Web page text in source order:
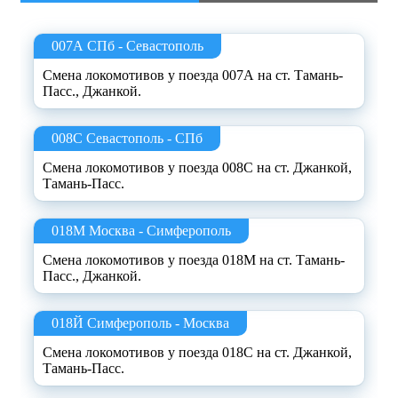
007А СПб - Севастополь
Смена локомотивов у поезда 007А на ст. Тамань-
Пасс., Джанкой.
008С Севастополь - СПб
Смена локомотивов у поезда 008С на ст. Джанкой,
Тамань-Пасс.
018М Москва - Симферополь
Смена локомотивов у поезда 018М на ст. Тамань-
Пасс., Джанкой.
018Й Симферополь - Москва
Смена локомотивов у поезда 018С на ст. Джанкой,
Тамань-Пасс.